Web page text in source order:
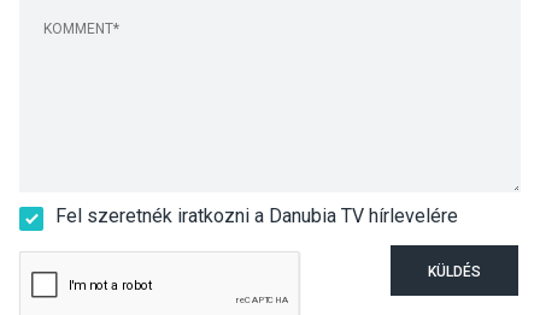
Fel szeretnék iratkozni a Danubia TV hírlevelére
KÜLDÉS